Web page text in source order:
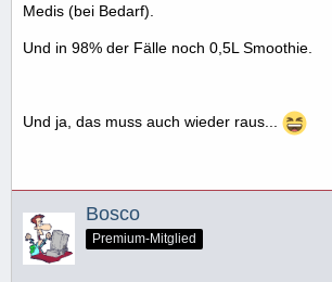
Medis (bei Bedarf).
Und in 98% der Fälle noch 0,5L Smoothie.
Und ja, das muss auch wieder raus...
Bosco
Premium-Mitglied